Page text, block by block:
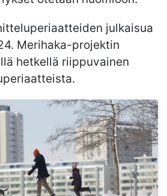
julkaisua
Merihaka-projektin
hetkellä riippuvainen